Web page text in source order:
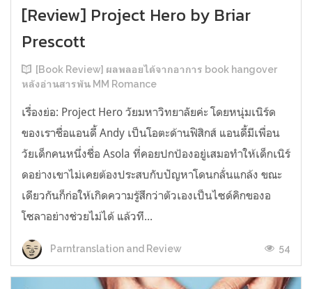
[Review] Project Hero by Briar
Prescott
[Book Review] ผลพลอยได้จากอาการ book hangover
หลังอ่านสารพัน MM Romance
เรื่องย่อ: Project Hero วัยมหาวิทยาลัยค่ะ โดยหนุ่มเนิร์ด
ของเราชื่อแอนดี้ Andy เป็นโอตะด้านฟิสิกส์ แอนดี้มีเพื่อน
วัยเด็กคนหนึ่งชื่อ Asola ที่คอยปกป้องอยู่เสมอทำให้เด็กเนิร์
ดอย่างเขาไม่เคยต้องประสบกับปัญหาโดนกลั่นแกล้ง ขณะ
เดียวกันก็ก่อให้เกิดความรู้สึกว่าตัวเองเป็นไซด์คิกของอ
โซลาอย่างช่วยไม่ได้ แล้วที...
Parntranslation and Review 54